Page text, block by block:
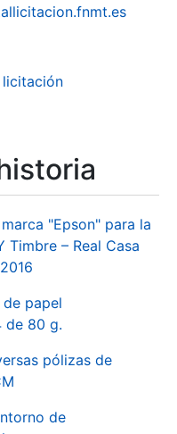
"Epson" para la
Timbre – Real Casa
papel
de 80 g.
pólizas de
de